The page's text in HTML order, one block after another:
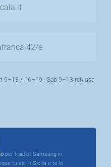
42/e
9–13 / 16–19 · Sab 9–13 (chiuso
per i tablet Samsung in
tu sia in Sicilia e te lo